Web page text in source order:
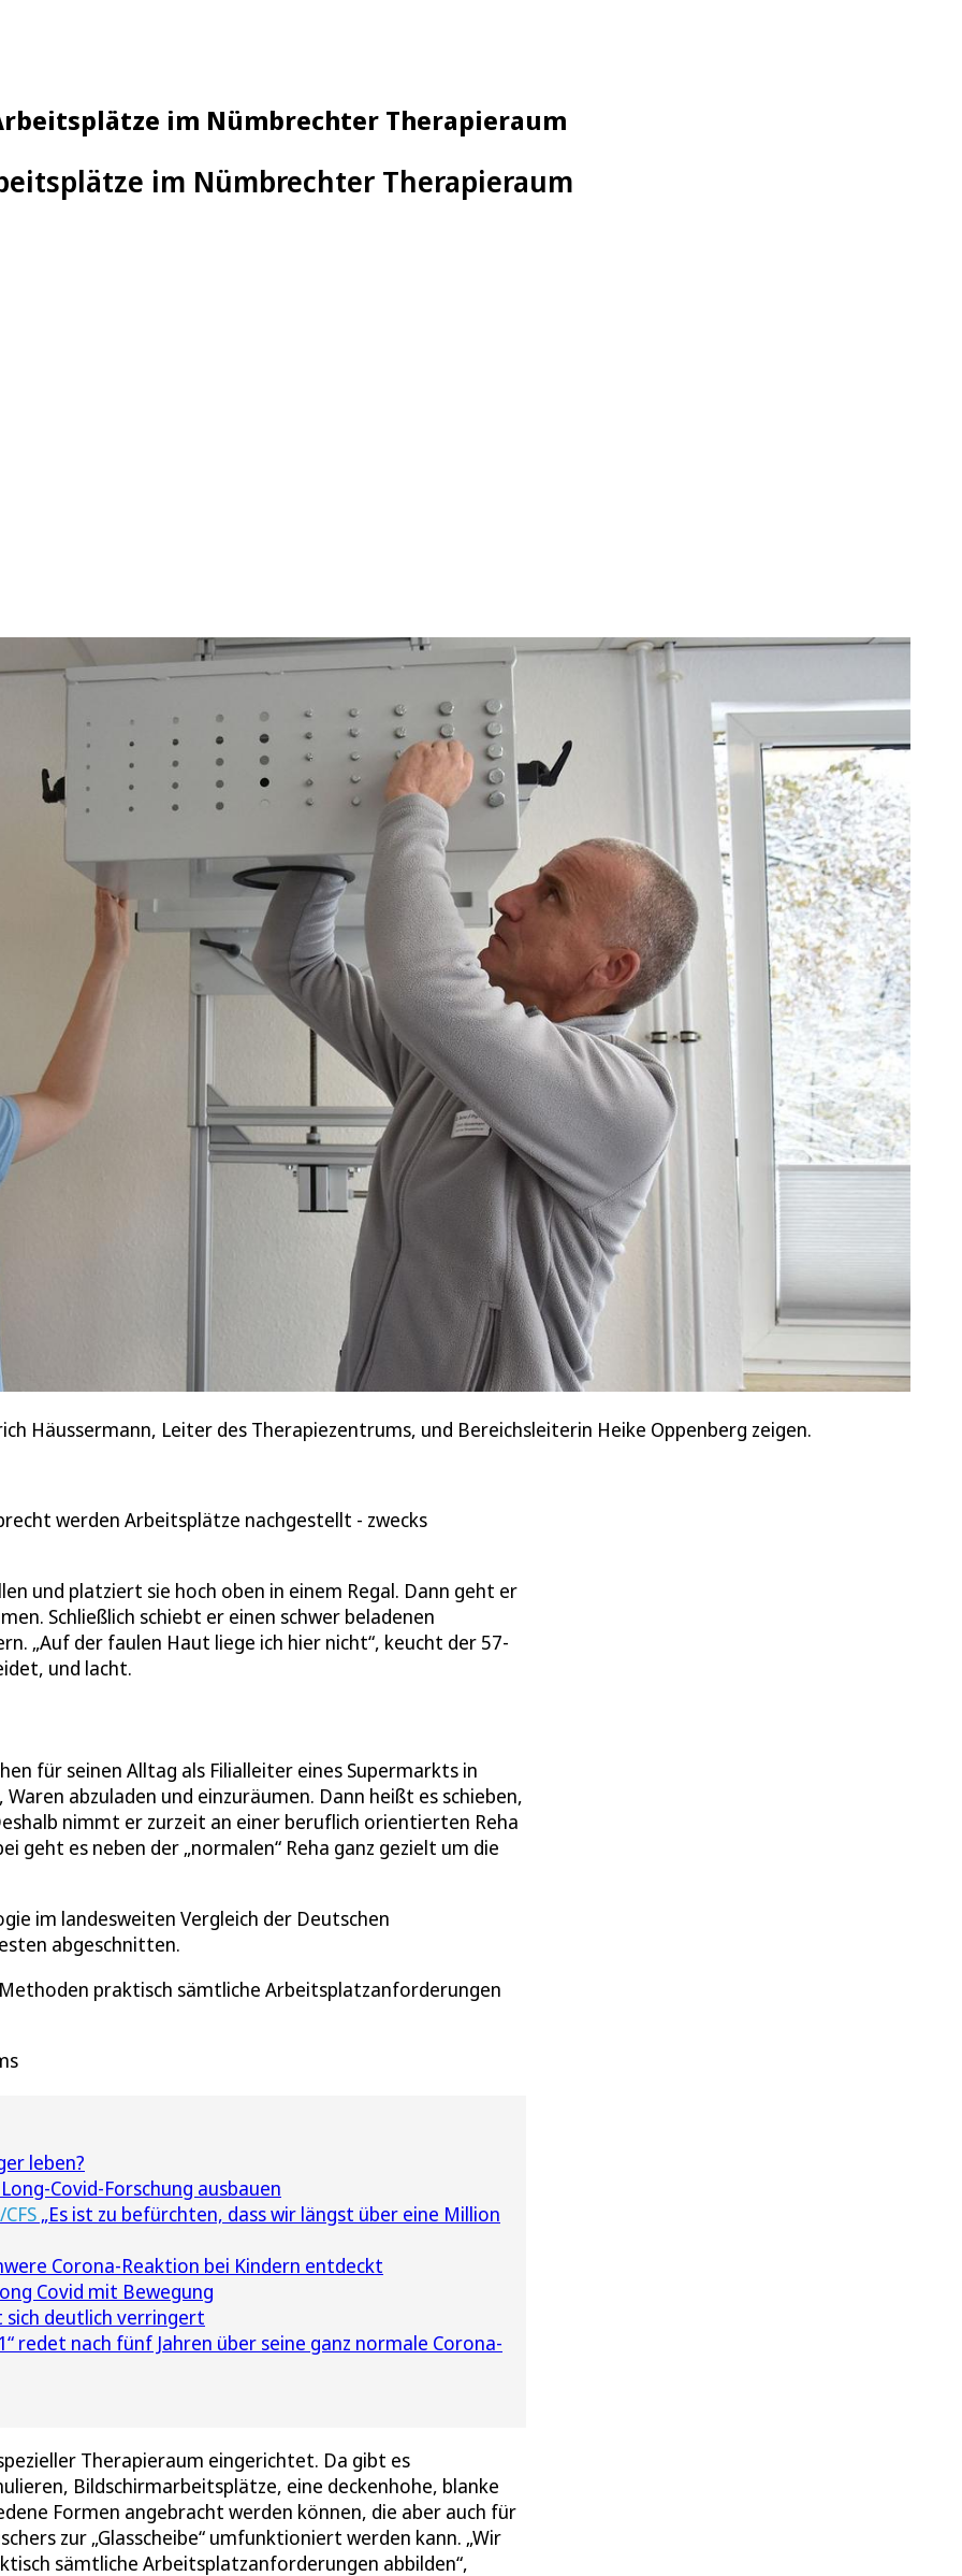
im Nümbrechter Therapieraum
im Nümbrechter Therapieraum
Häussermann, Leiter des Therapiezentrums, und Bereichsleiterin Heike Oppenberg zeigen.
werden Arbeitsplätze nachgestellt - zwecks
und platziert sie hoch oben in einem Regal. Dann geht er
Schließlich schiebt er einen schwer beladenen
„Auf der faulen Haut liege ich hier nicht“, keucht der 57-
und lacht.
für seinen Alltag als Filialleiter eines Supermarkts in
abzuladen und einzuräumen. Dann heißt es schieben,
nimmt er zurzeit an einer beruflich orientierten Reha
geht es neben der „normalen“ Reha ganz gezielt um die
im landesweiten Vergleich der Deutschen
abgeschnitten.
praktisch sämtliche Arbeitsplatzanforderungen
leben?
Covid-Forschung ausbauen
„Es ist zu befürchten, dass wir längst über eine Million
Corona-Reaktion bei Kindern entdeckt
Covid mit Bewegung
sich deutlich verringert
redet nach fünf Jahren über seine ganz normale Corona-
Therapieraum eingerichtet. Da gibt es
Bildschirmarbeitsplätze, eine deckenhohe, blanke
Formen angebracht werden können, die aber auch für
zur „Glasscheibe“ umfunktioniert werden kann. „Wir
sämtliche Arbeitsplatzanforderungen abbilden“,